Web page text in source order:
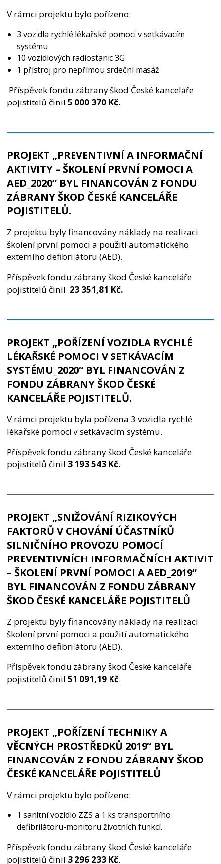
V rámci projektu bylo pořízeno:
3 vozidla rychlé lékařské pomoci v setkávacím
systému
10 vozidlových radiostanic 3G
1 přístroj pro nepřímou srdeční masáž
Příspěvek fondu zábrany škod České kanceláře
pojistitelů činil 5 000 370 Kč.
PROJEKT „PREVENTIVNÍ A INFORMAČNÍ
AKTIVITY – ŠKOLENÍ PRVNÍ POMOCI A
AED_2020“ BYL FINANCOVÁN Z FONDU
ZÁBRANY ŠKOD ČESKÉ KANCELÁŘE
POJISTITELŮ.
Z projektu byly financovány náklady na realizaci
školení první pomoci a použití automatického
externího defibrilátoru (AED).
Příspěvek fondu zábrany škod České kanceláře
pojistitelů činil 23 351,81 Kč.
PROJEKT „POŘÍZENÍ VOZIDLA RYCHLÉ
LÉKAŘSKÉ POMOCI V SETKÁVACÍM
SYSTÉMU_2020“ BYL FINANCOVÁN Z
FONDU ZÁBRANY ŠKOD ČESKÉ
KANCELÁŘE POJISTITELŮ.
V rámci projektu byla pořízena 3 vozidla rychlé
lékařské pomoci v setkávacím systému.
Příspěvek fondu zábrany škod České kanceláře
pojistitelů činil 3 193 543 Kč.
PROJEKT „SNIŽOVÁNÍ RIZIKOVÝCH
FAKTORŮ V CHOVÁNÍ ÚČASTNÍKŮ
SILNIČNÍHO PROVOZU POMOCÍ
PREVENTIVNÍCH INFORMAČNÍCH AKTIVIT
– ŠKOLENÍ PRVNÍ POMOCI A AED_2019“
BYL FINANCOVÁN Z FONDU ZÁBRANY
ŠKOD ČESKÉ KANCELÁŘE POJISTITELŮ
Z projektu byly financovány náklady na realizaci
školení první pomoci a použití automatického
externího defibrilátoru (AED).
Příspěvek fondu zábrany škod České kanceláře
pojistitelů činil 51 091,19 Kč.
PROJEKT „POŘÍZENÍ TECHNIKY A
VĚCNÝCH PROSTŘEDKŮ 2019“ BYL
FINANCOVÁN Z FONDU ZÁBRANY ŠKOD
ČESKÉ KANCELÁŘE POJISTITELŮ
V rámci projektu bylo pořízeno:
1 sanitní vozidlo ZZS a 1 ks transportního
defibrilátoru-monitoru životních funkcí.
Příspěvek fondu zábrany škod České kanceláře
pojistitelů činil 3 296 233 Kč.